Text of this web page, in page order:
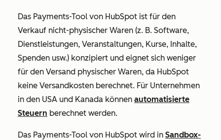
Das Payments-Tool von HubSpot ist für den
Verkauf nicht-physischer Waren (z. B. Software,
Dienstleistungen, Veranstaltungen, Kurse, Inhalte,
Spenden usw.) konzipiert und eignet sich weniger
für den Versand physischer Waren, da HubSpot
keine Versandkosten berechnet. Für Unternehmen
in den USA und Kanada können automatisierte
Steuern berechnet werden.
Das Payments-Tool von HubSpot wird in Sandbox-